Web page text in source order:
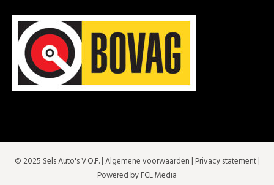
© 2025 Sels Auto's V.O.F. |Algemene voorwaarden | Privacy statement|
Powered by FCL Media